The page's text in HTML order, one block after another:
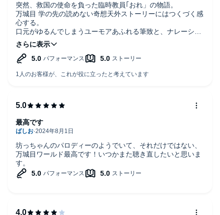
突然、救国の使命を負った臨時教員｢おれ」の物語。
万城目 学の先の読めない奇想天外ストーリーにはつくづく感
心する。
口元がゆるんでしまうユーモアあふれる筆致と、ナレーショ
ンのトツトツとした朗読が大変マッチしている。
人間の愚かな欲が混乱を巻き起こす。
坊っちゃんのパロディーのようでいて、それだけではない、
万城目ワールド最高です！いつかまた聴き直したいと思いま
す。
最高です